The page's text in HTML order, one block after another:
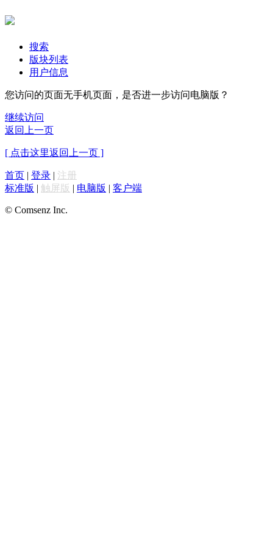
搜索
版块列表
用户信息
您访问的页面无手机页面，是否进一步访问电脑版？
继续访问
返回上一页
[ 点击这里返回上一页 ]
首页 | 登录 | 注册
标准版 | 触屏版 | 电脑版 | 客户端
© Comsenz Inc.